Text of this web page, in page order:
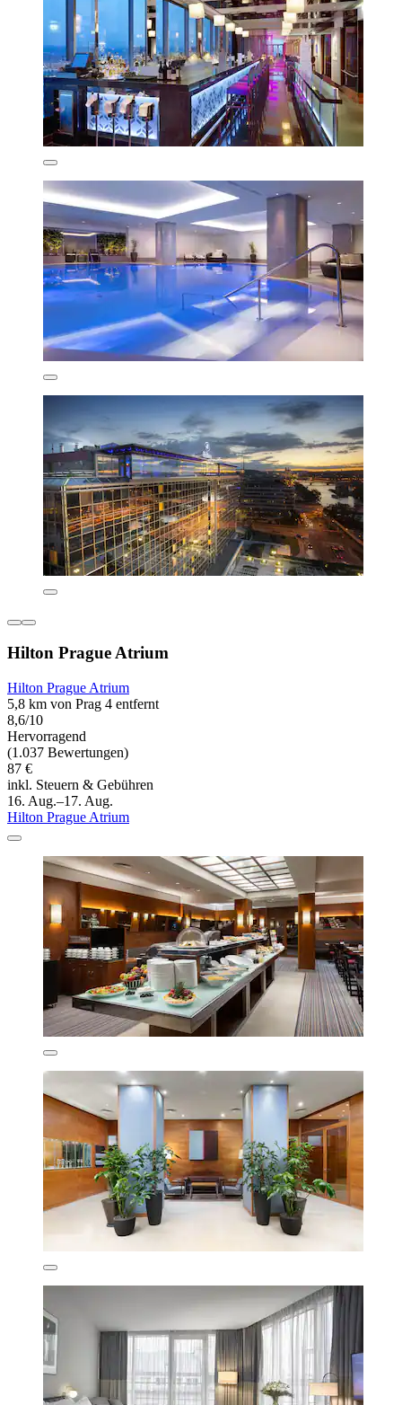
Hilton Prague Atrium
Hilton Prague Atrium
5,8 km von Prag 4 entfernt
8,6/10
Hervorragend
(1.037 Bewertungen)
87 €
inkl. Steuern & Gebühren
16. Aug.–17. Aug.
Hilton Prague Atrium